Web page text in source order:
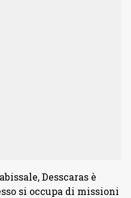
Desscaras è
si occupa di missioni